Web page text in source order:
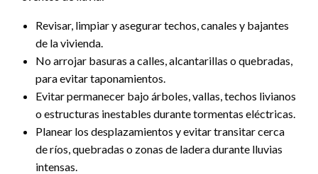
Revisar, limpiar y asegurar techos, canales y bajantes
de la vivienda.
No arrojar basuras a calles, alcantarillas o quebradas,
para evitar taponamientos.
Evitar permanecer bajo árboles, vallas, techos livianos
o estructuras inestables durante tormentas eléctricas.
Planear los desplazamientos y evitar transitar cerca
de ríos, quebradas o zonas de ladera durante lluvias
intensas.